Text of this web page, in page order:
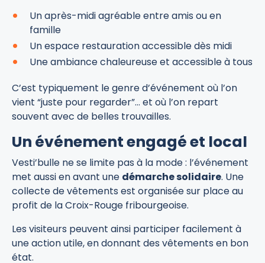
Un après-midi agréable entre amis ou en
famille
Un espace restauration accessible dès midi
Une ambiance chaleureuse et accessible à tous
C’est typiquement le genre d’événement où l’on
vient “juste pour regarder”… et où l’on repart
souvent avec de belles trouvailles.
Un événement engagé et local
Vesti’bulle ne se limite pas à la mode : l’événement
met aussi en avant une démarche solidaire. Une
collecte de vêtements est organisée sur place au
profit de la Croix-Rouge fribourgeoise.
Les visiteurs peuvent ainsi participer facilement à
une action utile, en donnant des vêtements en bon
état.